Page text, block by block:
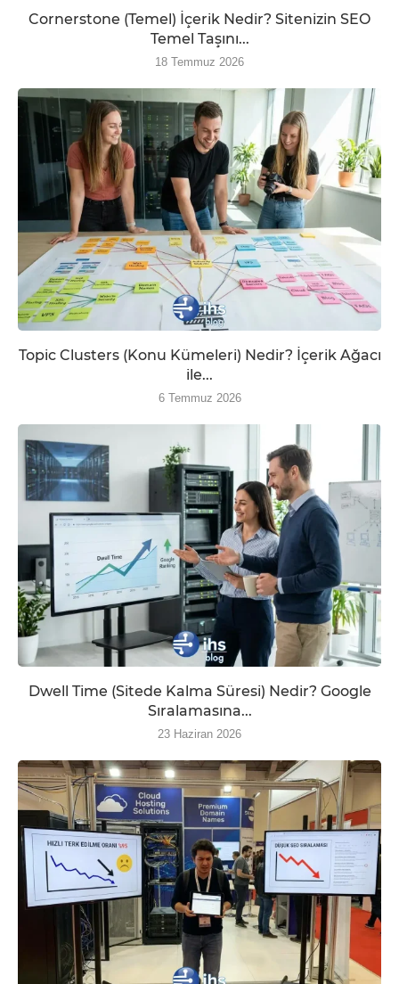
Cornerstone (Temel) İçerik Nedir? Sitenizin SEO
Temel Taşını...
18 Temmuz 2026
Topic Clusters (Konu Kümeleri) Nedir? İçerik Ağacı
ile...
6 Temmuz 2026
Dwell Time (Sitede Kalma Süresi) Nedir? Google
Sıralamasına...
23 Haziran 2026